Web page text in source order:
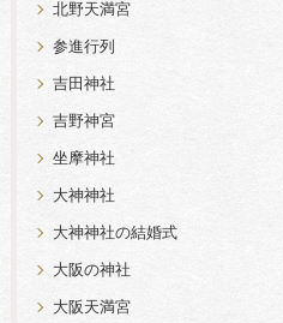
北野天満宮
参進行列
吉田神社
吉野神宮
坐摩神社
大神神社
大神神社の結婚式
大阪の神社
大阪天満宮